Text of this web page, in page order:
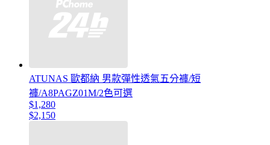
ATUNAS 歐都納 男款彈性透氣五分褲/短
褲/A8PAGZ01M/2色可選
$1,280
$2,150